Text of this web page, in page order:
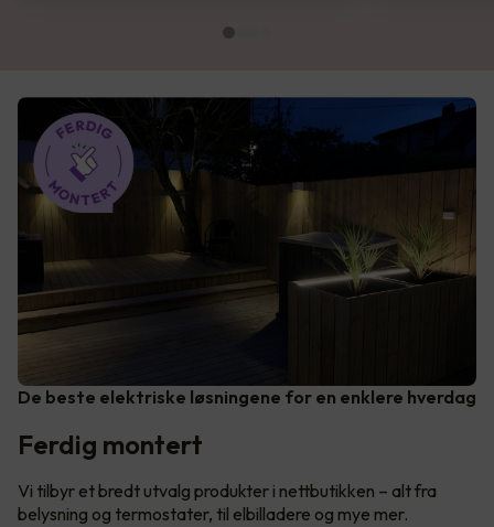
De beste elektriske løsningene for en enklere hverdag
Ferdig montert
Vi tilbyr et bredt utvalg produkter i nettbutikken – alt fra
belysning og termostater, til elbilladere og mye mer.